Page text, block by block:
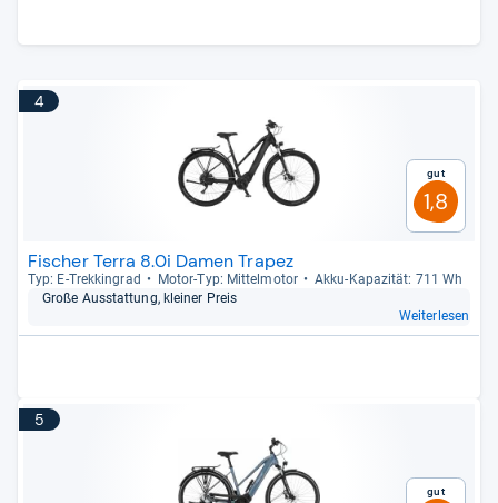
4
Gut
1,8
Fischer Terra 8.0i Damen Trapez
Typ: E-​Trek­kin­grad Motor-​Typ: Mit­tel­mo­tor
Akku-​Kapa­zi­tät: 711 Wh
Große Aus­stat­tung, klei­ner Preis
Weiterlesen
5
Gut